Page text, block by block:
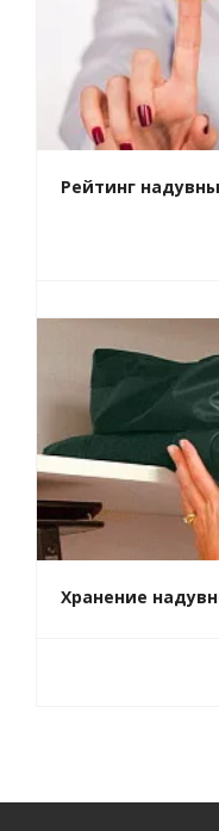
Рейтинг
Хранение